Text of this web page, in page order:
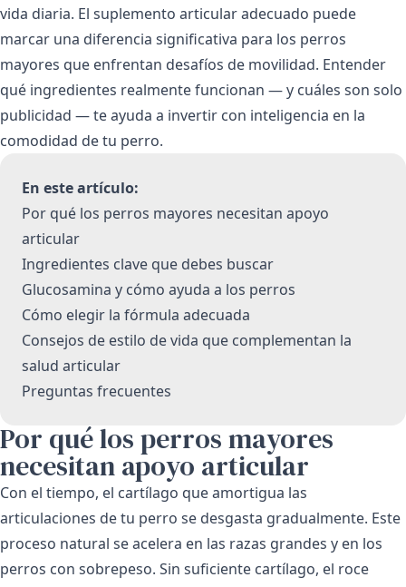
vida diaria. El suplemento articular adecuado puede
marcar una diferencia significativa para los perros
mayores que enfrentan desafíos de movilidad. Entender
qué ingredientes realmente funcionan — y cuáles son solo
publicidad — te ayuda a invertir con inteligencia en la
comodidad de tu perro.
En este artículo:
Por qué los perros mayores necesitan apoyo
articular
Ingredientes clave que debes buscar
Glucosamina y cómo ayuda a los perros
Cómo elegir la fórmula adecuada
Consejos de estilo de vida que complementan la
salud articular
Preguntas frecuentes
Por qué los perros mayores
necesitan apoyo articular
Con el tiempo, el cartílago que amortigua las
articulaciones de tu perro se desgasta gradualmente. Este
proceso natural se acelera en las razas grandes y en los
perros con sobrepeso. Sin suficiente cartílago, el roce